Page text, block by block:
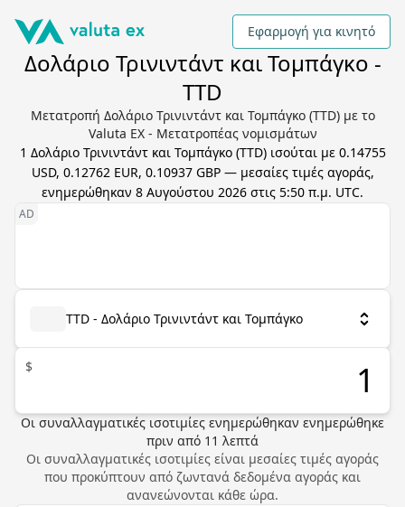
Εφαρμογή για κινητό
Δολάριο Τρινιντάντ και Τομπάγκο -
TTD
Μετατροπή Δολάριο Τρινιντάντ και Τομπάγκο (TTD) με το
Valuta EX - Μετατροπέας νομισμάτων
1 Δολάριο Τρινιντάντ και Τομπάγκο(TTD) ισούται με 0.14755
USD, 0.12762 EUR, 0.10937 GBP— μεσαίες τιμές αγοράς,
ενημερώθηκαν 8 Αυγούστου 2026 στις 5:50 π.μ. UTC.
TTD - Δολάριο Τρινιντάντ και Τομπάγκο
$
Οι συναλλαγματικές ισοτιμίες ενημερώθηκαν ενημερώθηκε
πριν από 11 λεπτά
Οι συναλλαγματικές ισοτιμίες είναι μεσαίες τιμές αγοράς
που προκύπτουν από ζωντανά δεδομένα αγοράς και
ανανεώνονται κάθε ώρα.